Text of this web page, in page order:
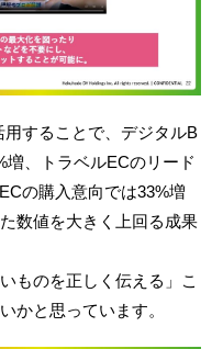
することで、デジタルB
増、トラベルECのリード
の購入意向では33%増
数値を大きく上回る成果
ものを正しく伝える」こ
かと思っています。